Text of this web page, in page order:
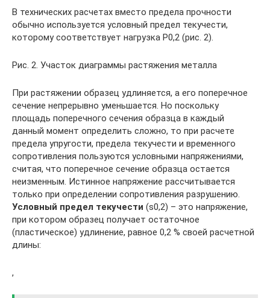
В технических расчетах вместо предела прочности
обычно используется условный предел текучести,
которому соответствует нагрузка Р0,2 (рис. 2).
Рис. 2. Участок диаграммы растяжения металла
При растяжении образец удлиняется, а его поперечное
сечение непрерывно уменьшается. Но поскольку
площадь поперечного сечения образца в каждый
данный момент определить сложно, то при расчете
предела упругости, предела текучести и временного
сопротивления пользуются условными напряжениями,
считая, что поперечное сечение образца остается
неизменным. Истинное напряжение рассчитывается
только при определении сопротивления разрушению.
Условный предел текучести (s0,2) – это напряжение,
при котором образец получает остаточное
(пластическое) удлинение, равное 0,2 % своей расчетной
длины:
,